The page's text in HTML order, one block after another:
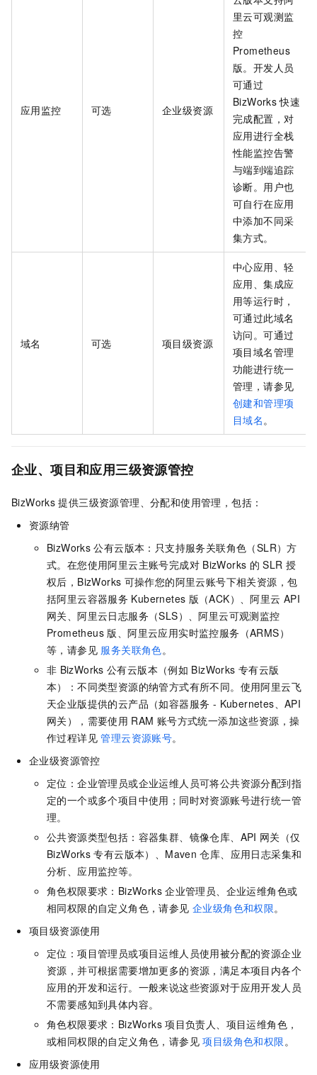
应用监控 可选 企业级资源
里云可观测监
控
Prometheus
版。开发人员
可通过
BizWorks 快速
完成配置，对
应用进行全栈
性能监控告警
与端到端追踪
诊断。用户也
可自行在应用
中添加不同采
集方式。
域名 可选 项目级资源
中心应用、轻
应用、集成应
用等运行时，
可通过此域名
访问。可通过
项目域名管理
功能进行统一
管理，请参见
创建和管理项
目域名。
企业、项目和应用三级资源管控
BizWorks 提供三级资源管理、分配和使用管理，包括：
资源纳管
BizWorks 公有云版本：只支持服务关联角色（SLR）方
式。在您使用阿里云主账号完成对 BizWorks 的 SLR 授
权后，BizWorks 可操作您的阿里云账号下相关资源，包
括阿里云容器服务 Kubernetes 版（ACK）、阿里云 API
网关、阿里云日志服务（SLS）、阿里云可观测监控
Prometheus 版、阿里云应用实时监控服务（ARMS）
等，请参见 服务关联角色。
非 BizWorks 公有云版本（例如 BizWorks 专有云版
本）：不同类型资源的纳管方式有所不同。使用阿里云飞
天企业版提供的云产品（如容器服务 - Kubernetes、API
网关），需要使用 RAM 账号方式统一添加这些资源，操
作过程详见管理云资源账号。
企业级资源管控
定位：企业管理员或企业运维人员可将公共资源分配到指
定的一个或多个项目中使用；同时对资源账号进行统一管
理。
公共资源类型包括：容器集群、镜像仓库、API 网关（仅
BizWorks 专有云版本）、Maven 仓库、应用日志采集和
分析、应用监控等。
角色权限要求：BizWorks 企业管理员、企业运维角色或
相同权限的自定义角色，请参见 企业级角色和权限。
项目级资源使用
定位：项目管理员或项目运维人员使用被分配的资源企业
资源，并可根据需要增加更多的资源，满足本项目内各个
应用的开发和运行。一般来说这些资源对于应用开发人员
不需要感知到具体内容。
角色权限要求：BizWorks 项目负责人、项目运维角色，
或相同权限的自定义角色，请参见项目级角色和权限。
应用级资源使用